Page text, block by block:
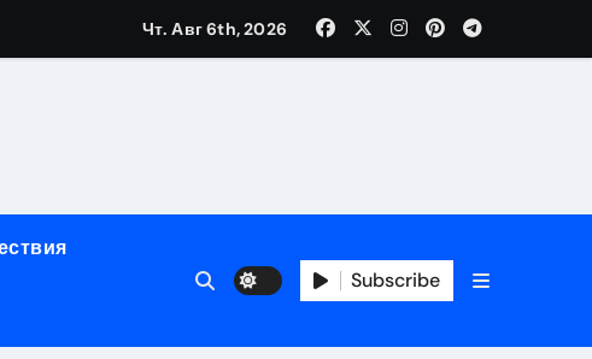
персональный подход и лицензированные врачи
за один день
Чт. Авг 6th, 2026
Subscribe